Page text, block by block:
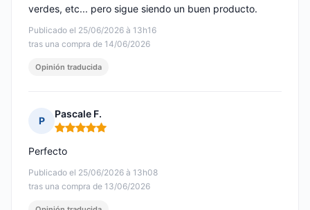
Publicado el 25/06/2026 à 13h16
tras una compra de 14/06/2026
verdes, etc... pero sigue siendo un buen producto.
Opinión traducida
P
Pascale F.
Nota: 5 de 5
Publicado el 25/06/2026 à 13h08
tras una compra de 13/06/2026
Perfecto